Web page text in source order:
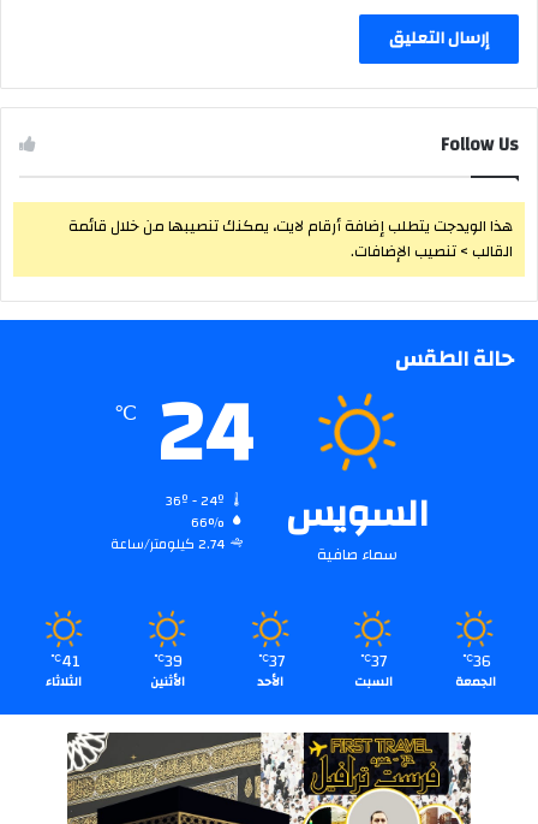
Follow Us
هذا الويدجت يتطلب إضافة أرقام لايت، يمكنك تنصيبها من خلال قائمة
القالب > تنصيب الإضافات.
حالة الطقس
السويس
سماء صافية
24
℃
66%
2.74 كيلومتر/ساعة
36
℃
الجمعة
37
℃
السبت
37
℃
الأحد
39
℃
الأثنين
41
℃
الثلاثاء